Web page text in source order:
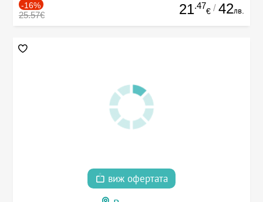
-16%
25.57€ 21.47
€ / 42лв.
виж офертата